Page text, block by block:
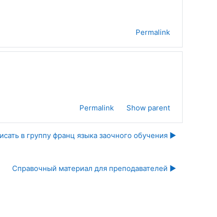
Permalink
Permalink
Show parent
в группу франц языка заочного обучения ▶︎
Справочный материал для преподавателей ▶︎